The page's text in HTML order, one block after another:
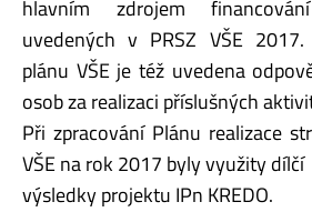
hlavním zdrojem
uvedených v PRSZ VŠE
plánu VŠE je též uvedena
osob za realizaci příslušných
Při zpracování Plánu realizace
VŠE na rok 2017 byly využity dílčí
výsledky projektu IPn KREDO.